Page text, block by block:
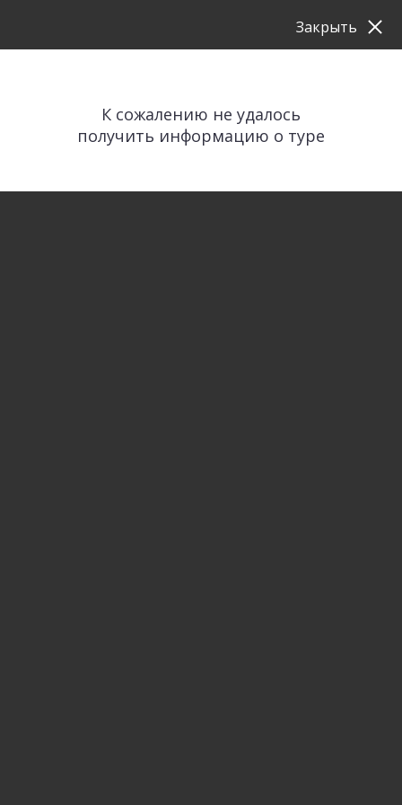
К сожалению не удалось
получить информацию о туре
Закрыть